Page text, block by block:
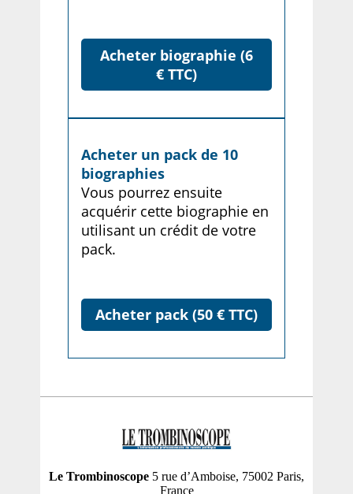
Acheter biographie (6
€ TTC)
Acheter un pack de 10
biographies
Vous pourrez ensuite
acquérir cette biographie en
utilisant un crédit de votre
pack.
Acheter pack (50 € TTC)
Le Trombinoscope 5 rue d’Amboise, 75002 Paris,
France